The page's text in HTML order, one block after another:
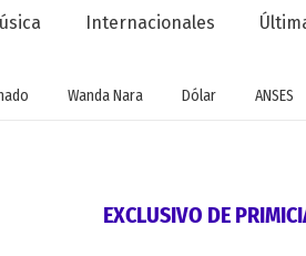
Internacionales
Wanda Nara Dólar ANSES
EXCLUSIVO DE